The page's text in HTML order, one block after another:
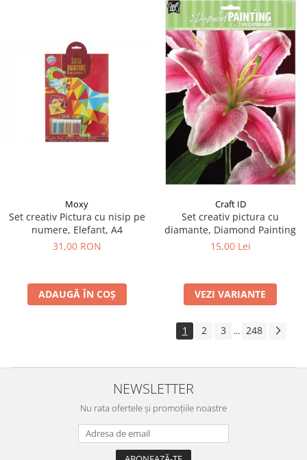
Moxy
Set creativ Pictura cu nisip pe
numere, Elefant, A4
31,00 RON
ADAUGĂ ÎN COȘ
Craft ID
Set creativ pictura cu
diamante, Diamond Painting
15,00 Lei
VEZI VARIANTE
1 2 3 ... 248
NEWSLETTER
Nu rata ofertele și promoțiile noastre